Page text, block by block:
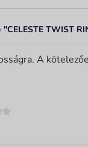
TWIST
A